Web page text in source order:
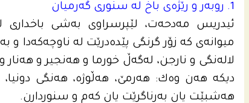
1. روبه‌ر و رێژه‌ى باخ له‌ سنورى گه‌رمیان
ئیدریس مه‌دحه‌ت، لێپرسراوی به‌شى باخدارى
میوانه‌ى كه‌ زۆر گرنگى پێده‌درێت له‌ ناوچه‌كه‌دا و
لاله‌نگى و نارجن، له‌گه‌ڵ خورما و هه‌نجیر و
دیكه‌ هه‌ن وه‌ك: هه‌رمێ، هه‌ڵوژه، هه‌نگى
هه‌شبێت یان به‌رناگرێت یان كه‌م و سنوردارن.